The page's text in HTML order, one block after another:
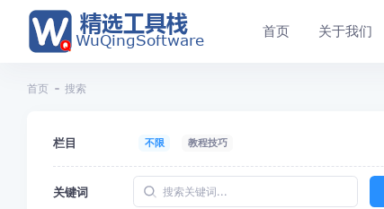
首页 关于我们
首页 搜索
栏目 不限 教程技巧
关键词